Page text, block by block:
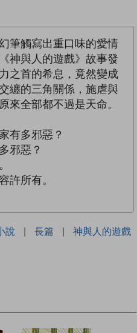
筆觸寫出重口味的愛情
神與人的遊戲》故事發
之首的希息，竟然變成
纏的三角關係，施虐與
來全部都不過是天命。
有多邪惡？
邪惡？
許所有。
說 | 長篇 |
神與人的遊戲